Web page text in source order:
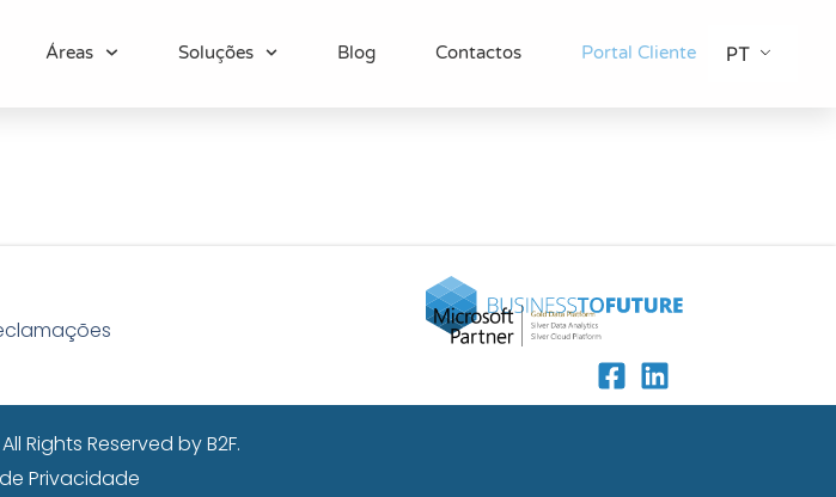
PT
Áreas Soluções Blog Contactos Portal Cliente
All Rights Reserved by B2F.
Privacidade